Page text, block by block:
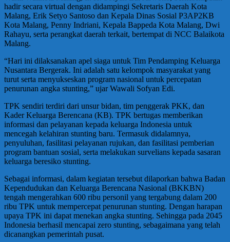
hadir secara virtual dengan didampingi Sekretaris Daerah Kota
Malang, Erik Setyo Santoso dan Kepala Dinas Sosial P3AP2KB
Kota Malang, Penny Indriani, Kepala Bappeda Kota Malang, Dwi
Rahayu, serta perangkat daerah terkait, bertempat di NCC Balaikota
Malang.
“Hari ini dilaksanakan apel siaga untuk Tim Pendamping Keluarga
Nusantara Bergerak. Ini adalah satu kelompok masyarakat yang
turut serta menyukseskan program nasional untuk percepatan
penurunan angka stunting,” ujar Wawali Sofyan Edi.
TPK sendiri terdiri dari unsur bidan, tim penggerak PKK, dan
Kader Keluarga Berencana (KB). TPK bertugas memberikan
informasi dan pelayanan kepada keluarga Indonesia untuk
mencegah kelahiran stunting baru. Termasuk didalamnya,
penyuluhan, fasilitasi pelayanan rujukan, dan fasilitasi pemberian
program bantuan sosial, serta melakukan survelians kepada sasaran
keluarga beresiko stunting.
Sebagai informasi, dalam kegiatan tersebut dilaporkan bahwa Badan
Kependudukan dan Keluarga Berencana Nasional (BKKBN)
tengah mengerahkan 600 ribu personil yang tergabung dalam 200
ribu TPK untuk mempercepat penurunan stunting. Dengan harapan
upaya TPK ini dapat menekan angka stunting. Sehingga pada 2045
Indonesia berhasil mencapai zero stunting, sebagaimana yang telah
dicanangkan pemerintah pusat.